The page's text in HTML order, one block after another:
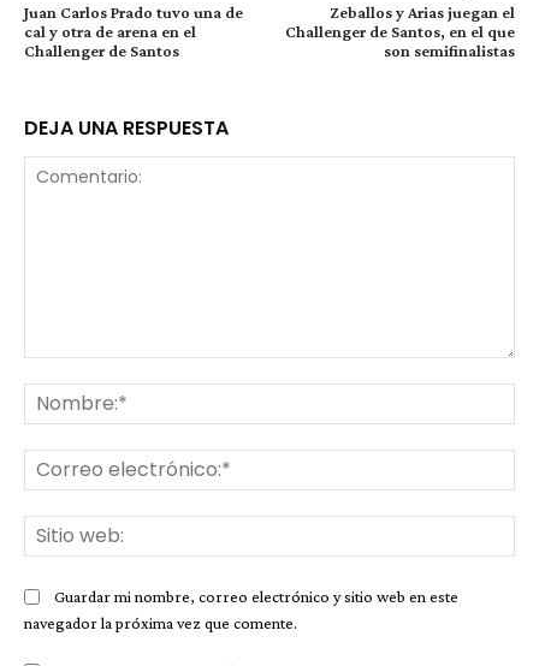
Juan Carlos Prado tuvo una de
cal y otra de arena en el
Challenger de Santos
Zeballos y Arias juegan el
Challenger de Santos, en el que
son semifinalistas
DEJA UNA RESPUESTA
Guardar mi nombre, correo electrónico y sitio web en este
navegador la próxima vez que comente.